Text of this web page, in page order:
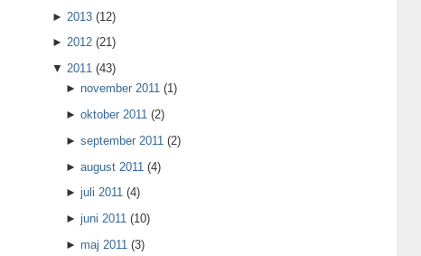
► 2013 (12)
► 2012 (21)
▼ 2011 (43)
►november 2011 (1)
►oktober 2011 (2)
►september 2011 (2)
►august 2011 (4)
►juli 2011 (4)
►juni 2011 (10)
►maj 2011 (3)